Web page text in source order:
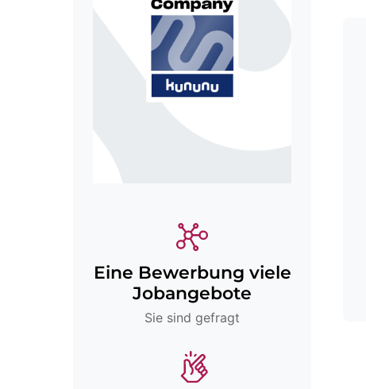
Eine Bewerbung viele
Jobangebote
Sie sind gefragt